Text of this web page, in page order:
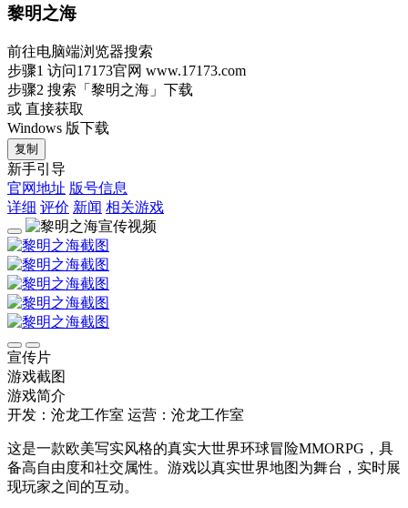
黎明之海
前往电脑端浏览器搜索
步骤1 访问17173官网 www.17173.com
步骤2 搜索 「黎明之海」 下载
或 直接获取
Windows 版下载
复制
新手引导
官网地址 版号信息
详细 评价 新闻 相关游戏
宣传片
游戏截图
游戏简介
开发：沧龙工作室 运营：沧龙工作室
这是一款欧美写实风格的真实大世界环球冒险MMORPG，具
备高自由度和社交属性。游戏以真实世界地图为舞台，实时展
现玩家之间的互动。